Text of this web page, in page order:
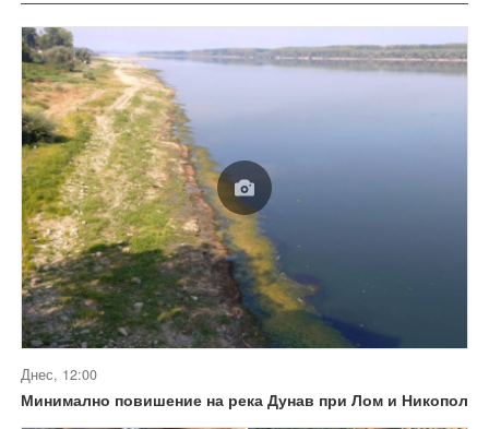
Днес, 12:00
Минимално повишение на река Дунав при Лом и Никопол